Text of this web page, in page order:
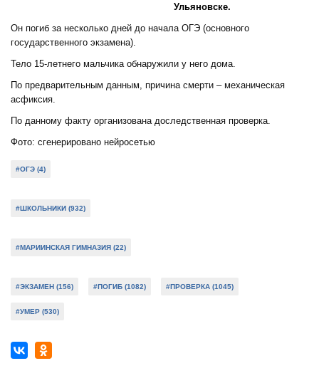
Ульяновске.
Он погиб за несколько дней до начала ОГЭ (основного
государственного экзамена).
Тело 15-летнего мальчика обнаружили у него дома.
По предварительным данным, причина смерти – механическая
асфиксия.
По данному факту организована доследственная проверка.
Фото: сгенерировано нейросетью
#ОГЭ (4)
#ШКОЛЬНИКИ (932)
#МАРИИНСКАЯ ГИМНАЗИЯ (22)
#ЭКЗАМЕН (156) #ПОГИБ (1082) #ПРОВЕРКА (1045)
#УМЕР (530)